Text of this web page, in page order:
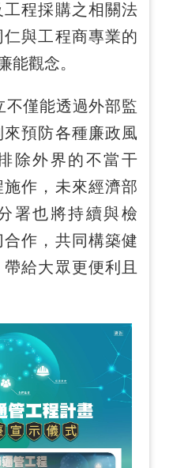
程採購之相關法
與工程商專業的
能觀念。
僅能透過外部監
預防各種廉政風
除外界的不當干
作，未來經濟部
署也將持續與檢
作，共同構築健
給大眾更便利且